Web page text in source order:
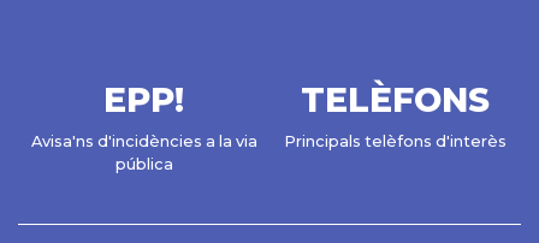
EPP!
Avisa'ns d'incidències a la via
pública
TELÈFONS
Principals telèfons d'interès